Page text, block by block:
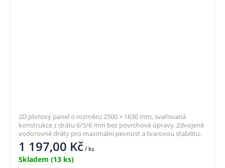
1 197,00 Kč/ ks
Skladem (13 ks)
2D plotový panel o rozměru 2500 × 1630 mm, svařovaná
konstrukce z drátu 6/5/6 mm bez povrchové úpravy. Zdvojené
vodorovné dráty pro maximální pevnost a tvarovou stabilitu.